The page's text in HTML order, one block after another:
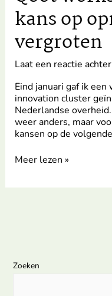
kans op
vergroten
Laat een reactie achter
Eind januari gaf ik
innovation cluster
Nederlandse
weer anders, maar
kansen op de
Meer lezen »
Zoeken